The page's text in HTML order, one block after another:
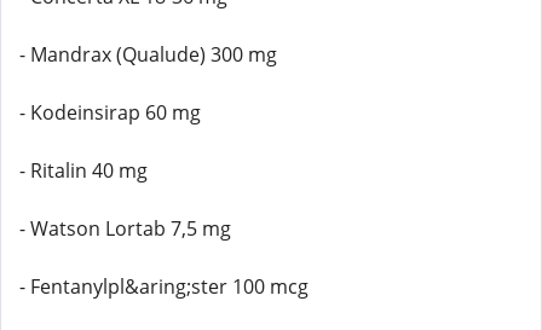
- Mandrax (Qualude) 300 mg
- Kodeinsirap 60 mg
- Ritalin 40 mg
- Watson Lortab 7,5 mg
- Fentanylpl&aring;ster 100 mcg